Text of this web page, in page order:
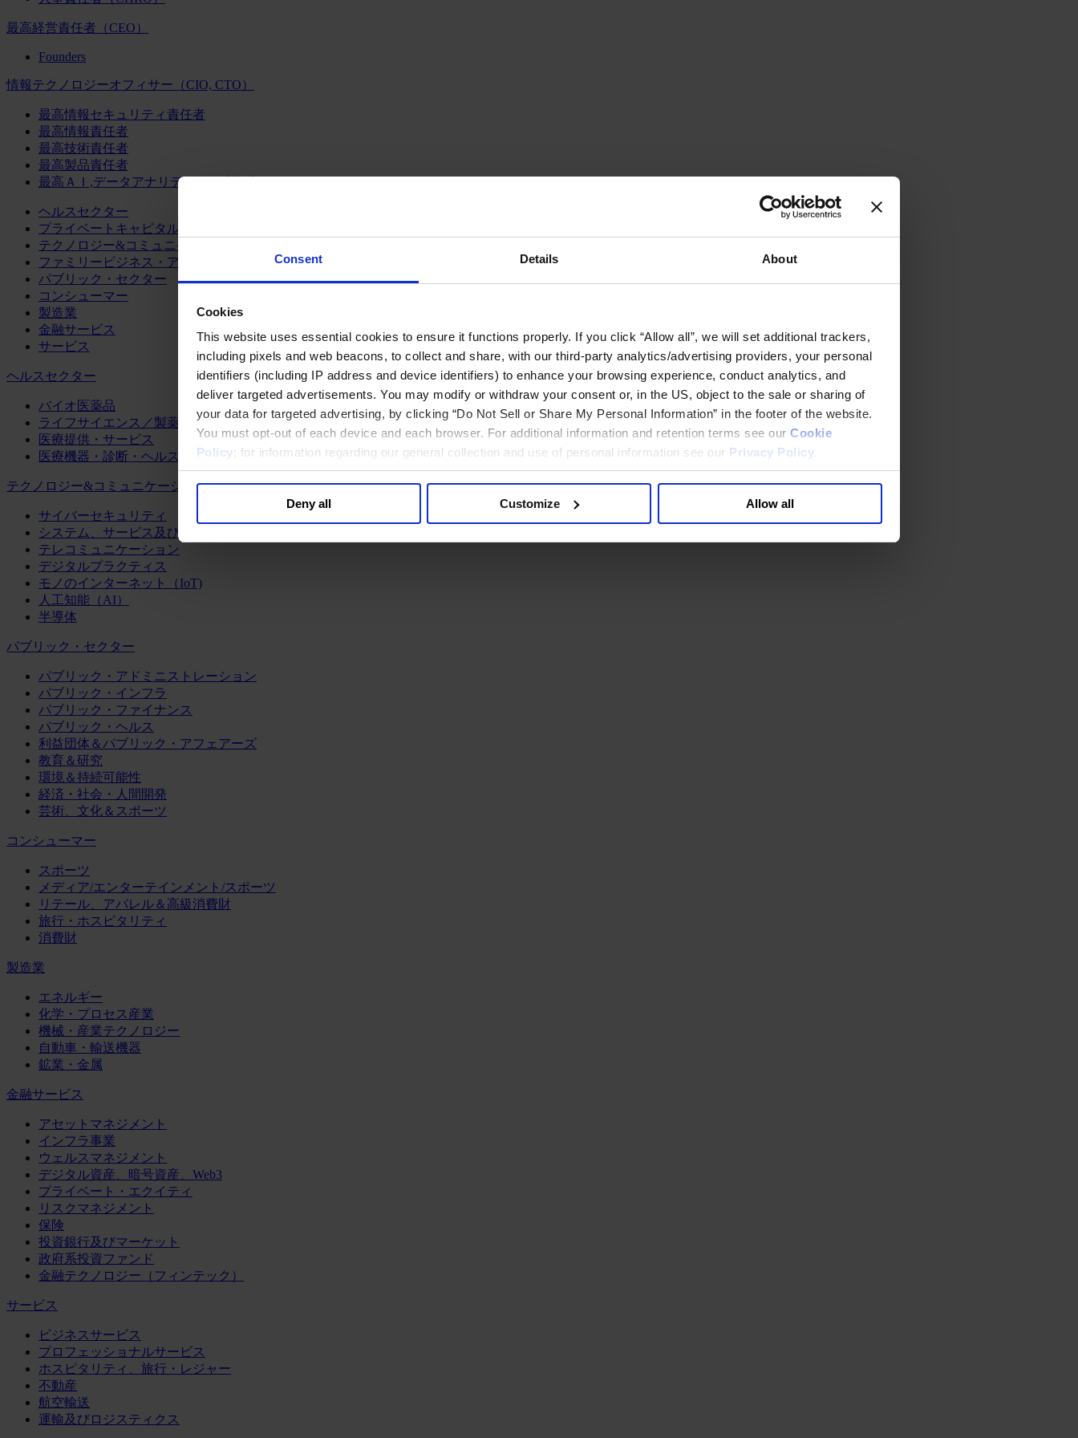
Consent Details About
Cookies
This website uses essential cookies to ensure it functions properly. If you click “Allow all”, we will set additional trackers,
including pixels and web beacons, to collect and share, with our third-party analytics/advertising providers, your personal
identifiers (including IP address and device identifiers) to enhance your browsing experience, conduct analytics, and
deliver targeted advertisements. You may modify or withdraw your consent or, in the US, object to the sale or sharing of
your data for targeted advertising, by clicking “Do Not Sell or Share My Personal Information” in the footer of the website.
You must opt-out of each device and each browser. For additional information and retention terms see our Cookie
Policy; for information regarding our general collection and use of personal information see our Privacy Policy
Deny all Customize Allow all
最高経営責任者（CEO）
Founders
情報テクノロジーオフィサー（CIO, CTO）
最高情報セキュリティ責任者
最高情報責任者
最高技術責任者
最高製品責任者
最高ＡＩ,データアナリティクス責任者
ヘルスセクター
プライベートキャピタル
テクノロジー&コミュニケーション
ファミリービジネス・アドバイザリー
パブリック・セクター
コンシューマー
製造業
金融サービス
サービス
ヘルスセクター
バイオ医薬品
ライフサイエンス／製薬
医療提供・サービス
医療機器・診断・ヘルスケアテクノロジー
テクノロジー&コミュニケーション
サイバーセキュリティ
システム、サービス及びソフトウェア
テレコミュニケーション
デジタルプラクティス
モノのインターネット（IoT)
人工知能（AI）
半導体
パブリック・セクター
パブリック・アドミニストレーション
パブリック・インフラ
パブリック・ファイナンス
パブリック・ヘルス
利益団体＆パブリック・アフェアーズ
教育＆研究
環境＆持続可能性
経済・社会・人間開発
芸術、文化＆スポーツ
コンシューマー
スポーツ
メディア/エンターテインメント/スポーツ
リテール、アパレル＆高級消費財
旅行・ホスピタリティ
消費財
製造業
エネルギー
化学・プロセス産業
機械・産業テクノロジー
自動車・輸送機器
鉱業・金属
金融サービス
アセットマネジメント
インフラ事業
ウェルスマネジメント
デジタル資産、暗号資産、Web3
プライベート・エクイティ
リスクマネジメント
保険
投資銀行及びマーケット
政府系投資ファンド
金融テクノロジー（フィンテック）
サービス
ビジネスサービス
プロフェッショナルサービス
ホスピタリティ、旅行・レジャー
不動産
航空輸送
運輸及びロジスティクス